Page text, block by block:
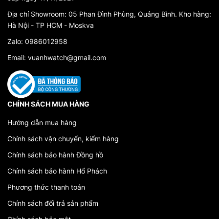
Kết Luận
Đồng hồ Carnival 12 Con Giáp không chỉ là một sản phẩm
hoàn hảo giữa thời trang hiện đại và giá trị văn hóa truyền
thống. Với sự tôn vinh 12 con giáp và ý nghĩa văn hóa sâu
sắc, dòng sản phẩm này đã thu hút sự chú ý của người tiêu
dùng và trở thành một phần của hành trang độc đáo trên
hành trình cuộc sống.
Địa chỉ Showroom: 05 Phan Đình Phùng, Quảng Bình. Kho hàng:
Hà Nội - TP HCM - Moskva
Zalo: 0986012958
Email: vuanhwatch@gmail.com
CHÍNH SÁCH MUA HÀNG
Hướng dẫn mua hàng
Chính sách vận chuyển, kiểm hàng
Chính sách bảo hành Đồng hồ
Chính sách bảo hành Hổ Phách
Phương thức thanh toán
Chính sách đổi trả sản phẩm